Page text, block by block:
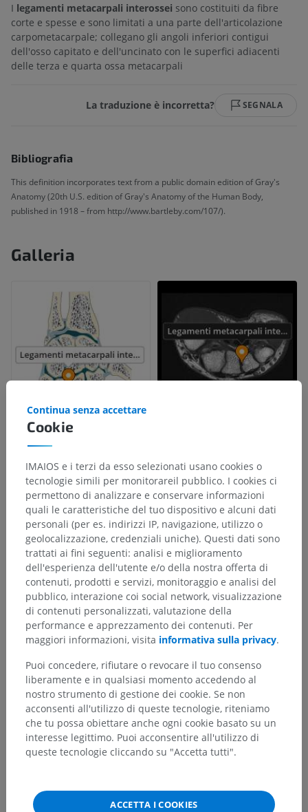
I legamenti metacarpali interossei sono costituiti da fibre
corte e spesse e sono limitati a una parte dell'articolazione
carpometacarpale; collegano gli angoli inferiori contigui
dell'osso capitato e dell'uncinato con le superfici adiacenti
delle terza e quarta ossa metacarpali
La traduzione è incorretta? SEGNALA
Bibliografia
This definition incorporates text from a public domain edition of Gray's
Anatomy (20th U.S. edition of Gray's Anatomy of the Human Body,
published in 1918 – from http://www.bartleby.com/107/).
Galleria
Gerarchia anatomica
Anatomia umana 2
Corpo umano> Apparati muscoloscheletrici>
Articolazioni> Giunture dell'arto superiore>
Giunture della parte libera dell'arto superiore>
Articolazioni della parte libera dell'arto superiore>
Articolazioni della mano>
Articolazioni intermetacarpali>
Legamenti metacarpali interossei
Strutture sottostanti:Non sono presenti strutture
soggiacenti per questa parte anatomica
Cookie
Continua senza accettare
IMAIOS e i terzi da esso selezionati usano cookies o
tecnologie simili per monitorareil pubblico. I cookies ci
permettono di analizzare e conservare informazioni
quali le caratteristiche del tuo dispositivo e alcuni dati
personali (per es. indirizzi IP, navigazione, utilizzo o
geolocalizzazione, credenziali uniche). Questi dati sono
trattati ai fini seguenti: analisi e miglioramento
dell'esperienza dell'utente e/o della nostra offerta di
contenuti, prodotti e servizi, monitoraggio e analisi del
pubblico, interazione coi social network, visualizzazione
di contenuti personalizzati, valutazione della
performance e apprezzamento dei contenuti. Per
maggiori informazioni, visita informativa sulla privacy.
Puoi concedere, rifiutare o revocare il tuo consenso
liberamente e in qualsiasi momento accedendo al
nostro strumento di gestione dei cookie. Se non
acconsenti all'utilizzo di queste tecnologie, riteniamo
che tu possa obiettare anche ogni cookie basato su un
interesse legittimo. Puoi acconsentire all'utilizzo di
queste tecnologie cliccando su "Accetta tutti".
ACCETTA I COOKIES